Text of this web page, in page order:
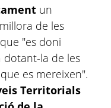
un
de les
"es doni
la de les
es mereixen".
Territorials